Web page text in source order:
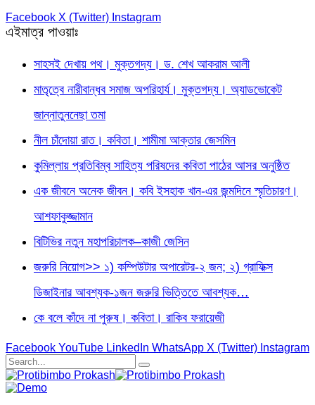
Facebook X (Twitter) Instagram
এইমাত্র পাওয়াঃ
সাহসই দেখায় পথ। মুক্তগদ্য। ড. শেখ আকরাম আলী
মাতৃত্বে নারীবান্ধব সমাজ অপরিহার্য। মুক্তগদ্য। অ্যাডভোকেট
জান্নাতুননেছা তমা
নীল চাঁদোয়া রাত। কবিতা। শামীমা আক্তার জেসমিন
কুমিল্লায় প্রতিবিম্ব সাহিত্য পরিষদের কবিতা পাঠের আসর অনুষ্ঠিত
এক জীবনে অনেক জীবন। কবি ইসহাক খান-এর জন্মদিনে স্মৃতিচারণ।
আশফাকুজ্জামান
বিটিভির নতুন মহাপরিচালক–কাজী জেসিন
জরুরি নিয়োগ>> ১) কম্পিউটার অপারেটর-২ জন; ২) গ্রাফিক্স
ডিজাইনার আবশ্যক-১জন জরুরি ভিত্তিতে আবশ্যক…
কে বলে কাঁদে না পুরুষ। কবিতা। রাকিব ফরায়েজী
Facebook YouTube LinkedIn WhatsApp X (Twitter) Instagram